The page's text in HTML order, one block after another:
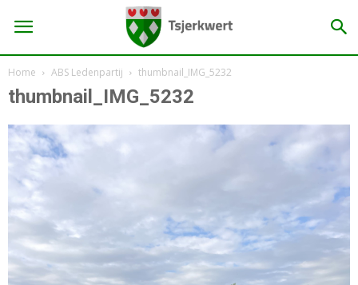
Home ABS Ledenpartij thumbnail_IMG_5232
thumbnail_IMG_5232